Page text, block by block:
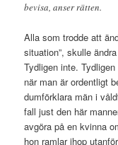
bevisa, anser rätten.
Alla som trodde att
situation”, skulle
Tydligen inte.
när man är ordentligt
dumförklara män i
fall just den här
avgöra på en kvinna
hon ramlar ihop